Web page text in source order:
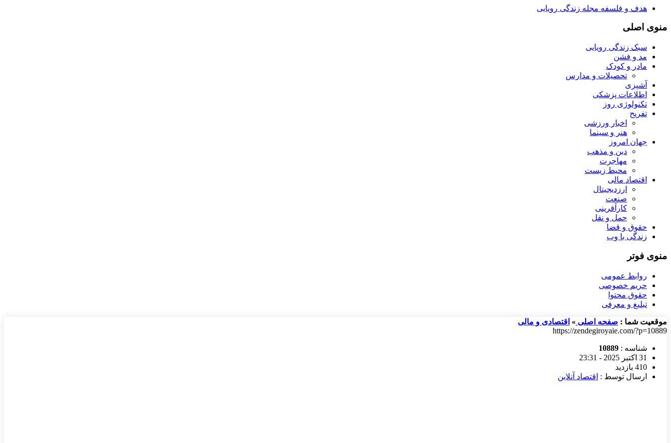
هدف و فلسفه مجله زندگی رویایی
منوی اصلی
سبک زندگی رویایی
مد و فشن
مادر و کودک
تحصیلات و مدارس
آشپزی
اطلاعات پزشکی
تکنولوژی روز
تفریح
اخبار ورزشی
هنر و سینما
جهان امروز
دین و مذهب
مهاجرت
محیط زیست
اقتصاد مالی
ارزدیجیتال
صنعت
کارآفرینی
حمل و نقل
حقوق و قضا
زندگی با وب
منوی فوتر
روابط عمومی
حریم خصوصی
حقوق محتوا
تبلیغ و معرفی
موقعیت شما : صفحه اصلی » اقتصادی و مالی
https://zendegiroyaie.com/?p=10889
شناسه : 10889
31 اکتبر 2025 - 23:31
410 بازدید
ارسال توسط : اقتصاد آنلاین